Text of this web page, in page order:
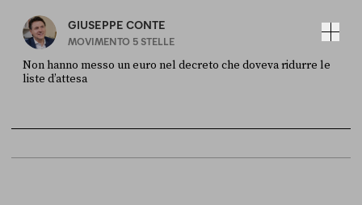
GIUSEPPE CONTE
MOVIMENTO 5 STELLE
Non hanno messo un euro nel decreto che doveva ridurre le
liste d’attesa